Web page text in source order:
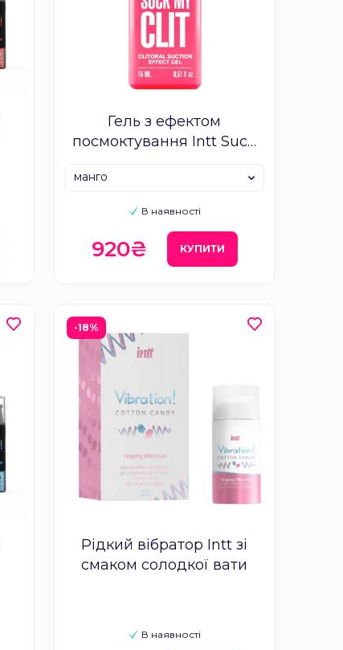
Гель з ефектом
посмоктування Intt Suck
В наявності
манго
920₴ КУПИТИ
-18%
Рідкий вібратор Intt зі
смаком солодкої вати
В наявності